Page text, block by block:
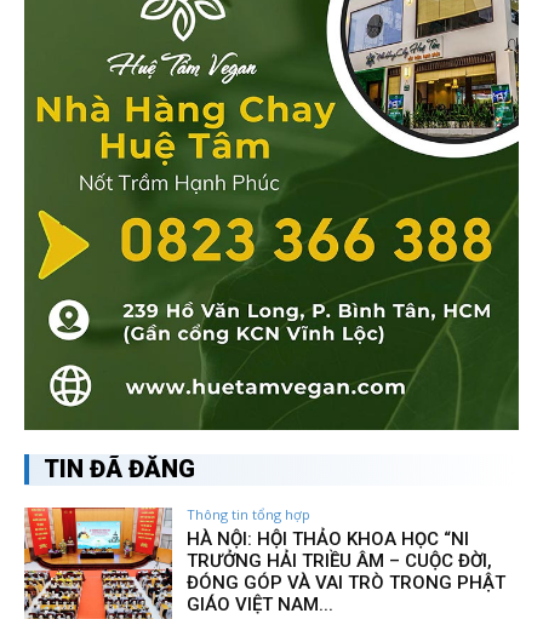
TIN ĐÃ ĐĂNG
Thông tin tổng hợp
HÀ NỘI: HỘI THẢO KHOA HỌC “NI
TRƯỞNG HẢI TRIỀU ÂM – CUỘC ĐỜI,
ĐÓNG GÓP VÀ VAI TRÒ TRONG PHẬT
GIÁO VIỆT NAM...